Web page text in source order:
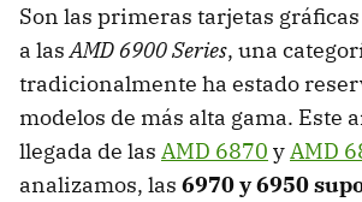
Son las primeras tarjetas
a lasAMD6900 Series, una
tradicionalmente ha estado
modelos de más alta gama. Este
llegada de las AMD 6870 yAMD
analizamos, las 6970 y 6950